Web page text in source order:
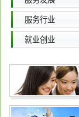
服务行业
就业创业